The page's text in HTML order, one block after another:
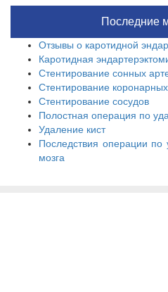
Последние
Отзывы о каротидной
Каротидная
Стентирование сонных
Стентирование
Стентирование сосудов
Полостная операция по
Удаление кист
Последствия операции по
мозга